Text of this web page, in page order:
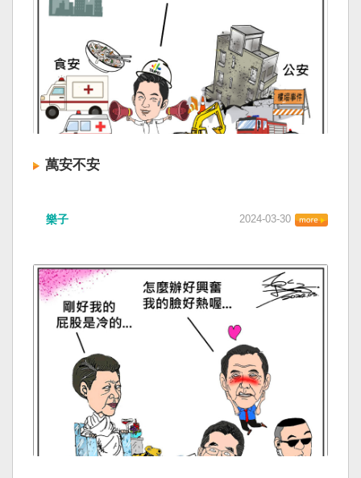
萬安不安
樂子 2024-03-30